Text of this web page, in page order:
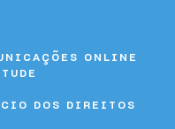
ONLINE
DOS DIREITOS